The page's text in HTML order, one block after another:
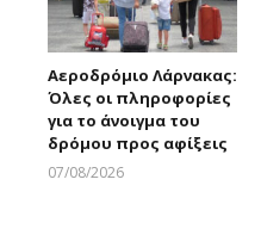
Αεροδρόμιο Λάρνακας:
Όλες οι πληροφορίες
για το άνοιγμα του
δρόμου προς αφίξεις
07/08/2026